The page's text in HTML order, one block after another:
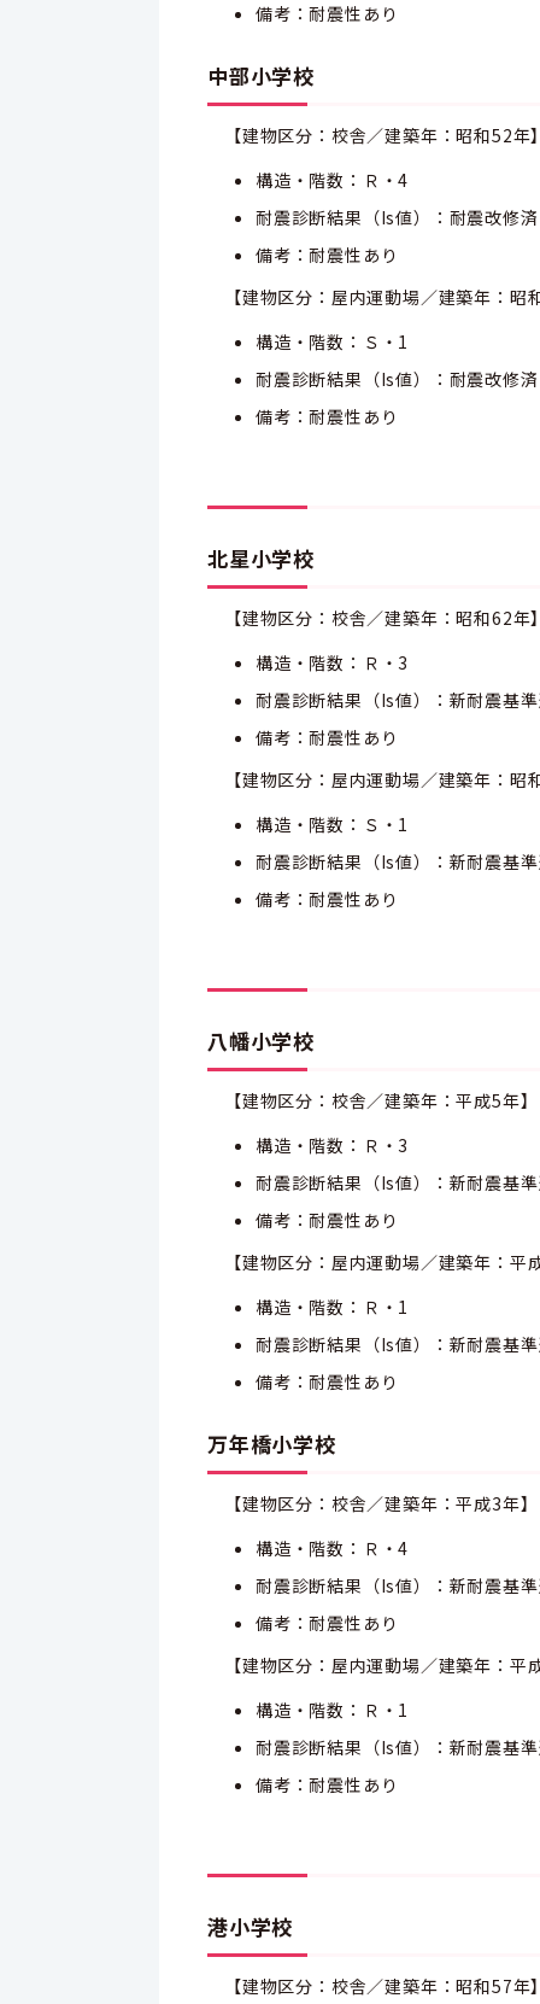
備考：耐震性あり
中部小学校
【建物区分：校舎／建築年：昭和52年】
構造・階数：Ｒ・4
耐震診断結果（Is値）：耐震改修済
備考：耐震性あり
【建物区分：屋内運動場／建築年：昭
構造・階数：Ｓ・1
耐震診断結果（Is値）：耐震改修済
備考：耐震性あり
北星小学校
【建物区分：校舎／建築年：昭和62年】
構造・階数：Ｒ・3
耐震診断結果（Is値）：新耐震基
備考：耐震性あり
【建物区分：屋内運動場／建築年：昭
構造・階数：Ｓ・1
耐震診断結果（Is値）：新耐震基
備考：耐震性あり
八幡小学校
【建物区分：校舎／建築年：平成5年】
構造・階数：Ｒ・3
耐震診断結果（Is値）：新耐震基
備考：耐震性あり
【建物区分：屋内運動場／建築年：平
構造・階数：Ｒ・1
耐震診断結果（Is値）：新耐震基
備考：耐震性あり
万年橋小学校
【建物区分：校舎／建築年：平成3年】
構造・階数：Ｒ・4
耐震診断結果（Is値）：新耐震基
備考：耐震性あり
【建物区分：屋内運動場／建築年：平
構造・階数：Ｒ・1
耐震診断結果（Is値）：新耐震基
備考：耐震性あり
港小学校
【建物区分：校舎／建築年：昭和57年】